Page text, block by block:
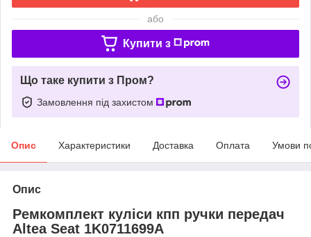
або
Купити з
Що таке купити з Пром?
Замовлення під захистом
Опис Характеристики Доставка Оплата Умови
Опис
Ремкомплект куліси кпп ручки передач
Altea Seat 1K0711699A